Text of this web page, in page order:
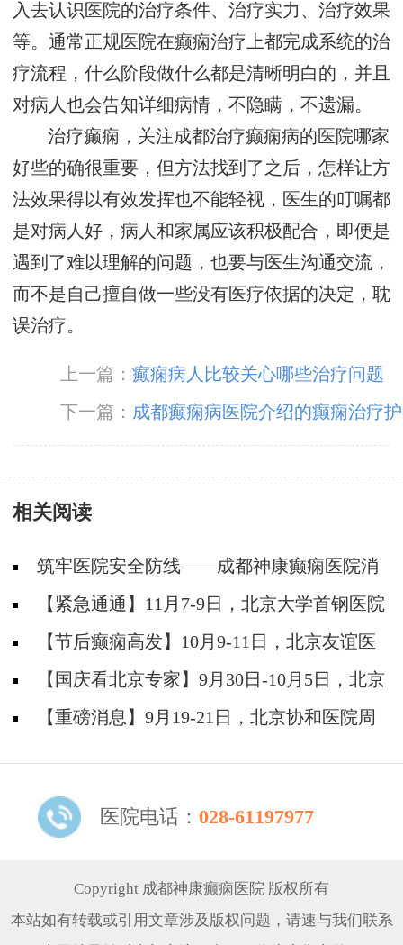
入去认识医院的治疗条件、治疗实力、治疗效果
等。通常正规医院在癫痫治疗上都完成系统的治
疗流程，什么阶段做什么都是清晰明白的，并且
对病人也会告知详细病情，不隐瞒，不遗漏。
治疗癫痫，关注成都治疗癫痫病的医院哪家
好些的确很重要，但方法找到了之后，怎样让方
法效果得以有效发挥也不能轻视，医生的叮嘱都
是对病人好，病人和家属应该积极配合，即便是
遇到了难以理解的问题，也要与医生沟通交流，
而不是自己擅自做一些没有医疗依据的决定，耽
误治疗。
上一篇：癫痫病人比较关心哪些治疗问题
下一篇： 成都癫痫病医院介绍的癫痫治疗护
理
相关阅读
筑牢医院安全防线——成都神康癫痫医院消
防安全培训纪实
【紧急通通】11月7-9日，北京大学首钢医院
神经内科胡颖教授亲临成都会诊，破解癫痫疑难
【节后癫痫高发】10月9-11日，北京友谊医
院陈葵博士免费会诊+治疗援助，破解癫痫难
题！
【国庆看北京专家】9月30日-10月5日，北京
天坛&首钢医院两大专家蓉城亲诊+癫痫大额救
【重磅消息】9月19-21日，北京协和医院周
线！
医院电话： 028-61197977
Copyright 成都神康癫痫医院 版权所有
本站如有转载或引用文章涉及版权问题，请速与我们联系